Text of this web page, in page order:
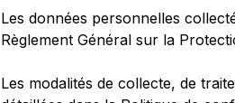
Les données personnelles
Règlement Général sur la
Les modalités de collecte, de